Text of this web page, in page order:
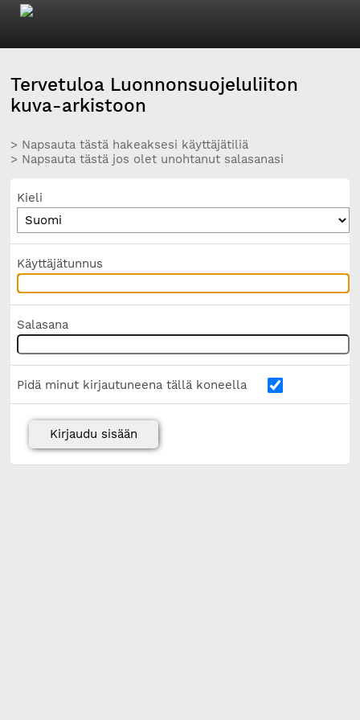
Tervetuloa Luonnonsuojeluliiton
kuva-arkistoon
> Napsauta tästä hakeaksesi käyttäjätiliä
> Napsauta tästä jos olet unohtanut salasanasi
Kieli
Käyttäjätunnus
Salasana
Pidä minut kirjautuneena tällä koneella